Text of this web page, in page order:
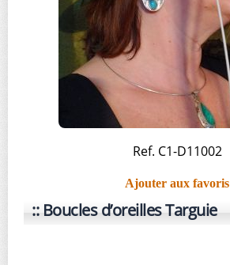
Ref. C1-D11002
Ajouter aux favoris
Boucles d’oreilles Targuie